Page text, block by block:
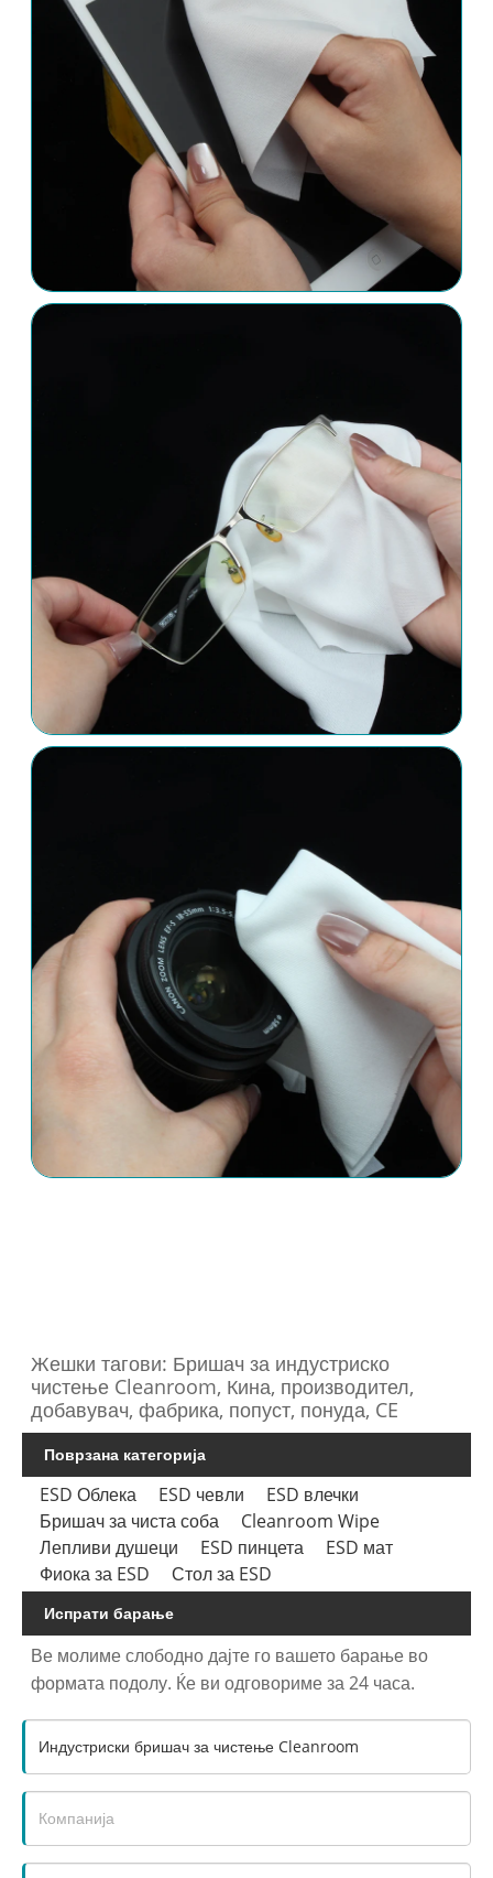
Жешки тагови: Бришач за индустриско
чистење Cleanroom, Кина, производител,
добавувач, фабрика, попуст, понуда, CE
Поврзана категорија
ESD Облека ESD чевли
ESD влечки
Бришач за чиста соба
Cleanroom Wipe
Лепливи душеци
ESD пинцета
ESD мат
Фиока за ESD
Стол за ESD
Испрати барање
Ве молиме слободно дајте го вашето барање во
формата подолу. Ќе ви одговориме за 24 часа.